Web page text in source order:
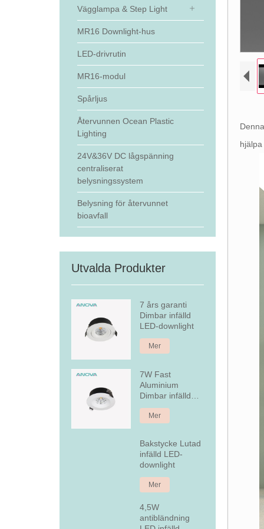
Vägglampa & Step Light
MR16 Downlight-hus
LED-drivrutin
MR16-modul
Spårljus
Återvunnen Ocean Plastic
Lighting
24V&36V DC lågspänning
centraliserat
belysningssystem
Belysning för återvunnet
bioavfall
Utvalda Produkter
7 års garanti
Dimbar infälld
LED-downlight
Mer
7W Fast
Aluminium
Dimbar infälld
LED Downlight
Mer
Bakstycke Lutad
infälld LED-
downlight
Mer
4,5W
antibländning